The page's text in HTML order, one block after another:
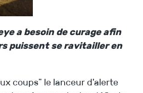
a besoin de curage afin
puissent se ravitailler en
coups" le lanceur d'alerte